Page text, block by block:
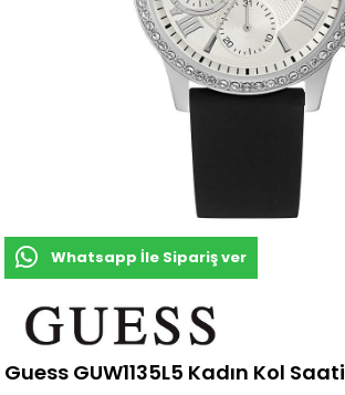
Whatsapp İle Sipariş ver
Guess GUW1135L5 Kadın Kol Saati